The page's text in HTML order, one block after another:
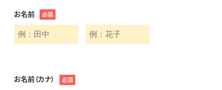
お名前 必須
お名前（カナ） 必須